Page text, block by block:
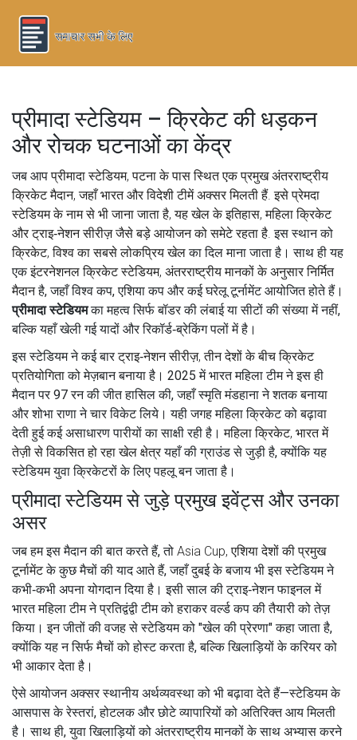
प्रीमादा स्टेडियम – क्रिकेट की धड़कन
और रोचक घटनाओं का केंद्र
जब आपप्रीमादा स्टेडियम,पटना के पास स्थित एक प्रमुख अंतरराष्ट्रीय
क्रिकेट मैदान, जहाँ भारत और विदेशी टीमें अक्सर मिलती हैं. इसेप्रेमदा
स्टेडियमके नाम से भी जाना जाता है, यहखेल के इतिहास, महिला क्रिकेट
और ट्राइ‑नेशन सीरीज़ जैसे बड़े आयोजन को समेटे रहता है इस स्थान को
क्रिकेट,विश्व का सबसे लोकप्रिय खेलका दिल माना जाता है। साथ ही यह
एकइंटरनेशनल क्रिकेट स्टेडियम, अंतरराष्ट्रीय मानकों के अनुसार निर्मित
मैदानहै, जहाँ विश्व कप, एशिया कप और कई घरेलू टूर्नामेंट आयोजित होते हैं।
प्रीमादा स्टेडियमका महत्व सिर्फ बॉडर की लंबाई या सीटों की संख्या में नहीं,
बल्कि यहाँ खेली गई यादों और रिकॉर्ड‑ब्रेकिंग पलों में है।
इस स्टेडियम ने कई बारट्राइ‑नेशन सीरीज़,तीन देशों के बीच क्रिकेट
प्रतियोगिताको मेज़बान बनाया है। 2025 में भारत महिला टीम ने इस ही
मैदान पर 97 रन की जीत हासिल की, जहाँ स्मृति मंडहाना ने शतक बनाया
और शोभा राणा ने चार विकेट लिये। यही जगह महिला क्रिकेट को बढ़ावा
देती हुई कई असाधारण पारीयों का साक्षी रही है।महिला क्रिकेट, भारत में
तेज़ी से विकसित हो रहा खेल क्षेत्रयहाँ की ग्राउंड से जुड़ी है, क्योंकि यह
स्टेडियम युवा क्रिकेटरों के लिए पहलू बन जाता है।
प्रीमादा स्टेडियम से जुड़े प्रमुख इवेंट्स और उनका
असर
जब हम इस मैदान की बात करते हैं, तो Asia Cup,एशिया देशों की प्रमुख
टूर्नामेंटके कुछ मैचों की याद आते हैं, जहाँ दुबई के बजाय भी इस स्टेडियम ने
कभी‑कभी अपना योगदान दिया है। इसी साल की ट्राइ‑नेशन फाइनल में
भारत महिला टीम ने प्रतिद्वंद्वी टीम को हराकर वर्ल्ड कप की तैयारी को तेज़
किया। इन जीतों की वजह से स्टेडियम को "खेल की प्रेरणा" कहा जाता है,
क्योंकि यह न सिर्फ मैचों को होस्ट करता है, बल्कि खिलाड़ियों के करियर को
भी आकार देता है।
ऐसे आयोजन अक्सर स्थानीय अर्थव्यवस्था को भी बढ़ावा देते हैं—स्टेडियम के
आसपास के रेस्तरां, होटलक और छोटे व्यापारियों को अतिरिक्त आय मिलती
है। साथ ही, युवा खिलाड़ियों को अंतरराष्ट्रीय मानकों के साथ अभ्यास करने